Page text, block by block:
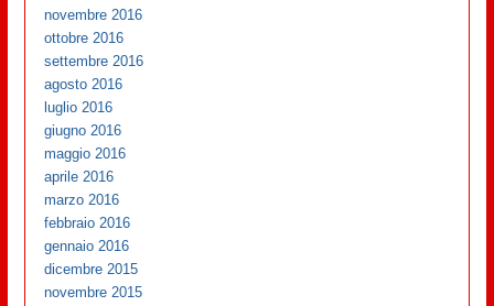
novembre 2016
ottobre 2016
settembre 2016
agosto 2016
luglio 2016
giugno 2016
maggio 2016
aprile 2016
marzo 2016
febbraio 2016
gennaio 2016
dicembre 2015
novembre 2015